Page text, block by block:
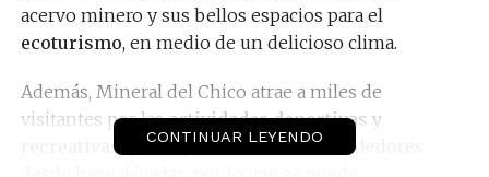
acervo minero y sus bellos espacios para el
ecoturismo, en medio de un delicioso clima.
Además, Mineral del Chico atrae a miles de
visitantes por lasactividades deportivas y
recreativas
que se practican en sus alrededores
CONTINUAR LEYENDO